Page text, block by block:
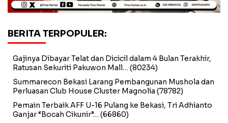
BERITA TERPOPULER:
Gajinya Dibayar Telat dan Dicicil dalam 4 Bulan Terakhir,
Ratusan Sekuriti Pakuwon Mall… (80234)
Summarecon Bekasi Larang Pembangunan Mushola dan
Perluasan Club House Cluster Magnolia (78782)
Pemain Terbaik AFF U-16 Pulang ke Bekasi, Tri Adhianto
Ganjar “Bocah Cikunir”… (66860)